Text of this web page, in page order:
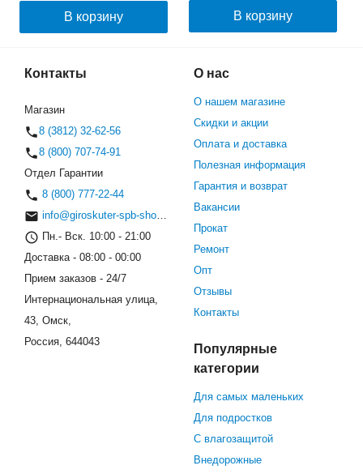
В корзину В корзину
Контакты
Магазин
8 (3812) 32-62-56
8 (800) 707-74-91
Отдел Гарантии
8 (800) 777-22-44
info@giroskuter-spb-shop.ru
Пн.- Вск. 10:00 - 21:00
Доставка - 08:00 - 00:00
Прием заказов - 24/7
Интернациональная улица,
43, Омск,
Россия, 644043
О нас
О нашем магазине
Скидки и акции
Оплата и доставка
Полезная информация
Гарантия и возврат
Вакансии
Прокат
Ремонт
Опт
Отзывы
Контакты
Популярные
категории
Для самых маленьких
Для подростков
С влагозащитой
Внедорожные